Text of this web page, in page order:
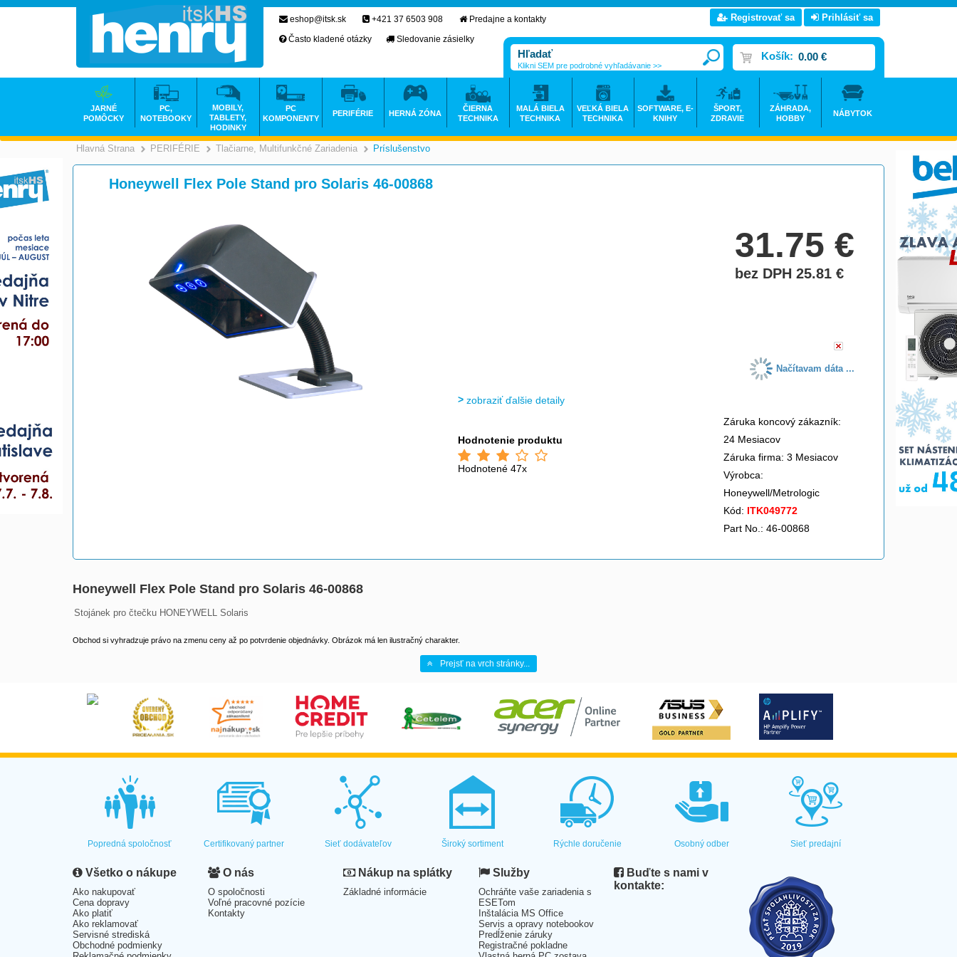
Hlavná Strana >
PERIFÉRIE >
Tlačiarne, Multifunkčné Zariadenia >
Príslušenstvo
Honeywell Flex Pole Stand pro Solaris 46-00868
31.75€
bez DPH 25.81€
Načítavam dáta ...
zobraziť ďalšie detaily
Hodnotenie produktu
Hodnotené 47x
Záruka koncový zákazník:
24 Mesiacov
Záruka firma: 3 Mesiacov
Výrobca:
Honeywell/Metrologic
Kód: ITK049772
Part No.: 46-00868
Honeywell Flex Pole Stand pro Solaris 46-00868
Stojánek pro čtečku HONEYWELL Solaris
Obchod si vyhradzuje právo na zmenu ceny až po potvrdenie objednávky. Obrázok má len ilustračný charakter.
Prejsť na vrch stránky...
eshop@itsk.sk +421 37 6503 908
Predajne a kontakty
Často kladené otázky
Sledovanie zásielky
Registrovať sa Prihlásiť sa
Košík: 0.00 €
Klikni SEM pre podrobné vyhľadávanie >>
JARNÉ
POMÔCKY
PC,
NOTEBOOKY
MOBILY,
TABLETY,
HODINKY
PC
KOMPONENTY
PERIFÉRIE HERNÁ ZÓNA
ČIERNA
TECHNIKA
MALÁ BIELA
TECHNIKA
VEĽKÁ BIELA
TECHNIKA
SOFTWARE, E-
KNIHY
ŠPORT,
ZDRAVIE
ZÁHRADA,
HOBBY
NÁBYTOK
Popredná spoločnosť Certifikovaný partner Sieť dodávateľov Široký sortiment Rýchle doručenie Osobný odber Sieť predajní
Všetko o nákupe
Ako nakupovať
Cena dopravy
Ako platiť
Ako reklamovať
Servisné strediská
Obchodné podmienky
O nás
O spoločnosti
Voľné pracovné pozície
Kontakty
Nákup na splátky
Základné informácie
Služby
Ochráňte vaše zariadenia s
ESETom
Inštalácia MS Office
Servis a opravy notebookov
Predĺženie záruky
Registračné pokladne
Buďte s nami v
kontakte: